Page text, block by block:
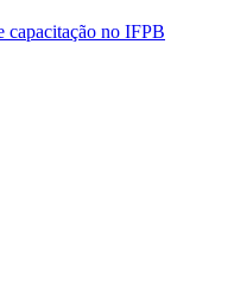
capacitação no IFPB